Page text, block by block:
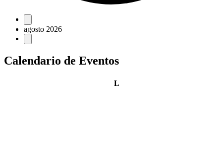
Eventos
agosto 2026
Calendario de Eventos
Llunes